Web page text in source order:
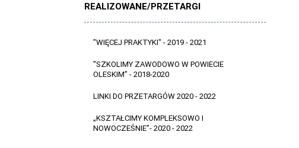
REALIZOWANE/PRZETARGI
"WIĘCEJ PRAKTYKI" - 2019 - 2021
"SZKOLIMY ZAWODOWO W POWIECIE
OLESKIM” - 2018-2020
LINKI DO PRZETARGÓW 2020 - 2022
„KSZTAŁCIMY KOMPLEKSOWO I
NOWOCZEŚNIE”- 2020 - 2022